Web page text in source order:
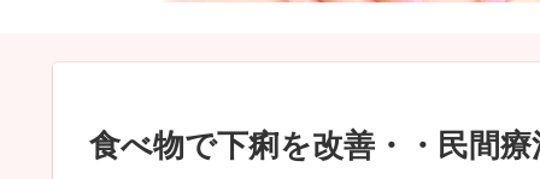
食べ物で下痢を改善・・民間療